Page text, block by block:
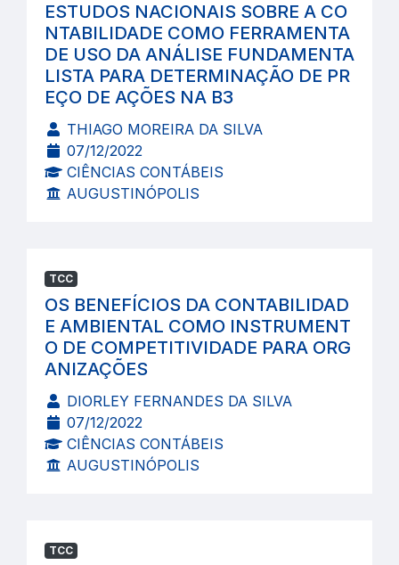
ESTUDOS NACIONAIS SOBRE A CO
NTABILIDADE COMO FERRAMENTA
DE USO DA ANÁLISE FUNDAMENTA
LISTA PARA DETERMINAÇÃO DE PR
EÇO DE AÇÕES NA B3
THIAGO MOREIRA DA SILVA
07/12/2022
CIÊNCIAS CONTÁBEIS
AUGUSTINÓPOLIS
TCC
OS BENEFÍCIOS DA CONTABILIDAD
E AMBIENTAL COMO INSTRUMENT
O DE COMPETITIVIDADE PARA ORG
ANIZAÇÕES
DIORLEY FERNANDES DA SILVA
07/12/2022
CIÊNCIAS CONTÁBEIS
AUGUSTINÓPOLIS
TCC